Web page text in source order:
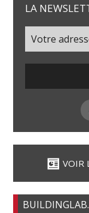
LA
VOIR